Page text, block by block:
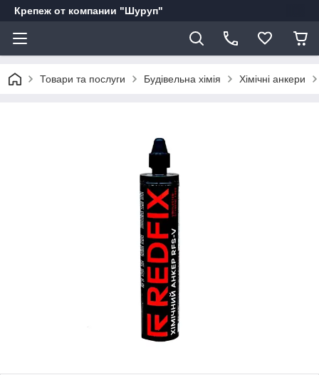
Крепеж от компании "Шуруп"
Товари та послуги Будівельна хімія Хімічні анкери